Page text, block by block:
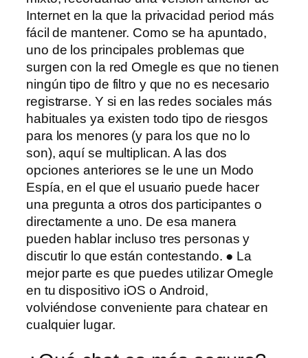
Internet en la que la privacidad period más
fácil de mantener. Como se ha apuntado,
uno de los principales problemas que
surgen con la red Omegle es que no tienen
ningún tipo de filtro y que no es necesario
registrarse. Y si en las redes sociales más
habituales ya existen todo tipo de riesgos
para los menores (y para los que no lo
son), aquí se multiplican. A las dos
opciones anteriores se le une un Modo
Espía, en el que el usuario puede hacer
una pregunta a otros dos participantes o
directamente a uno. De esa manera
pueden hablar incluso tres personas y
discutir lo que están contestando. ● La
mejor parte es que puedes utilizar Omegle
en tu dispositivo iOS o Android,
volviéndose conveniente para chatear en
cualquier lugar.